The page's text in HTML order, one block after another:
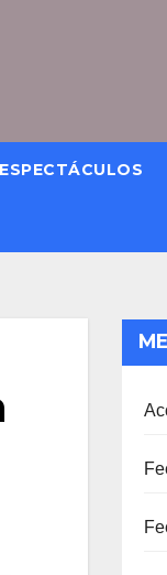
ESPECTÁCULOS